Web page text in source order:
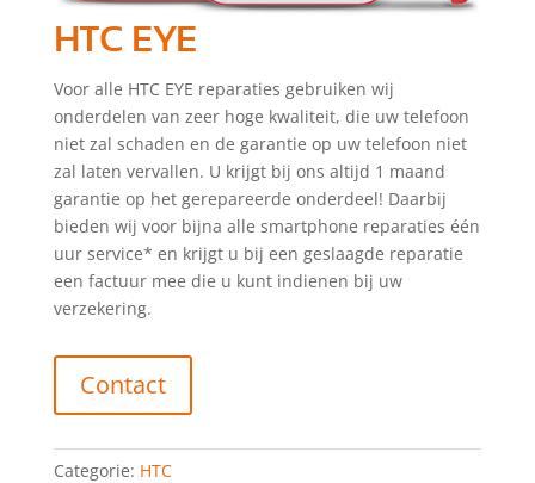
HTC EYE
Voor alle HTC EYE reparaties gebruiken wij
onderdelen van zeer hoge kwaliteit, die uw telefoon
niet zal schaden en de garantie op uw telefoon niet
zal laten vervallen. U krijgt bij ons altijd 1 maand
garantie op het gerepareerde onderdeel! Daarbij
bieden wij voor bijna alle smartphone reparaties één
uur service* en krijgt u bij een geslaagde reparatie
een factuur mee die u kunt indienen bij uw
verzekering.
Contact
Categorie: HTC